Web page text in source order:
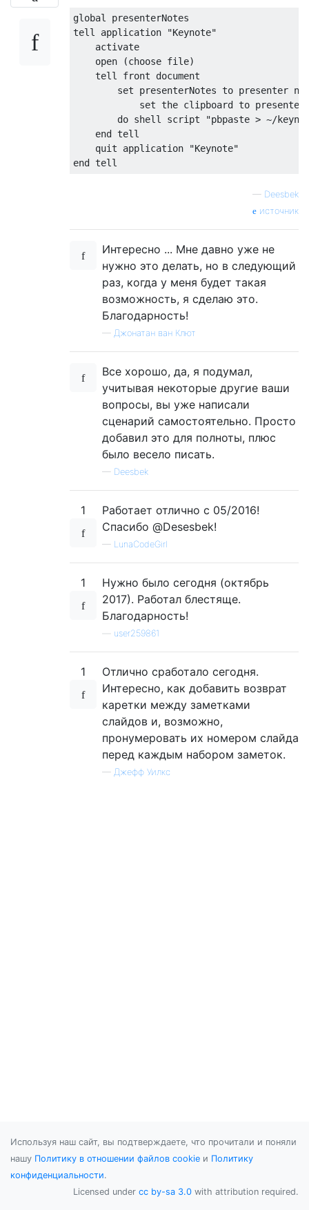
global presenterNotes
tell application "Keynote"
    activate
    open (choose file)
    tell front document
set presenterNotes to presenter
set the clipboard to
do shell script "pbpaste > ~/
    end tell
    quit application "Keynote"
— Deesbek
источник
Интересно ... Мне давно уже не
нужно это делать, но в следующий
раз, когда у меня будет такая
возможность, я сделаю это.
Благодарность!
— Джонатан ван Клют
Все хорошо, да, я подумал,
учитывая некоторые другие ваши
вопросы, вы уже написали
сценарий самостоятельно. Просто
добавил это для полноты, плюс
было весело писать.
— Deesbek
1
Работает отлично с 05/2016!
Спасибо @Desesbek!
— LunaCodeGirl
1
Нужно было сегодня (октябрь
2017). Работал блестяще.
Благодарность!
user259861
1
Отлично сработало сегодня.
Интересно, как добавить возврат
каретки между заметками
слайдов и, возможно,
пронумеровать их номером слайда
перед каждым набором заметок.
— Джефф Уилкс
Используя наш сайт, вы подтверждаете, что прочитали и поняли
нашу Политику в отношении файлов cookie и Политику
конфиденциальности.
Licensed under cc by-sa 3.0 with attribution required.